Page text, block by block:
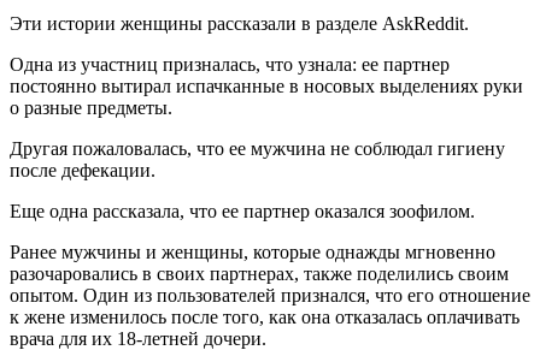
Эти истории женщины рассказали в разделе AskReddit.
Одна из участниц призналась, что узнала: ее партнер
постоянно вытирал испачканные в носовых выделениях руки
о разные предметы.
Другая пожаловалась, что ее мужчина не соблюдал гигиену
после дефекации.
Еще одна рассказала, что ее партнер оказался зоофилом.
Ранее мужчины и женщины, которые однажды мгновенно
разочаровались в своих партнерах, также поделились своим
опытом. Один из пользователей признался, что его отношение
к жене изменилось после того, как она отказалась оплачивать
врача для их 18-летней дочери.